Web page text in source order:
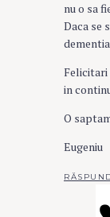
nu o sa
Daca se
Felicitari
in
O
Eugeniu